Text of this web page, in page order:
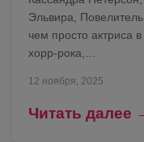
Эльвира,
чем просто актриса
хорр-рока,…
12 ноября, 2025
Читать далее